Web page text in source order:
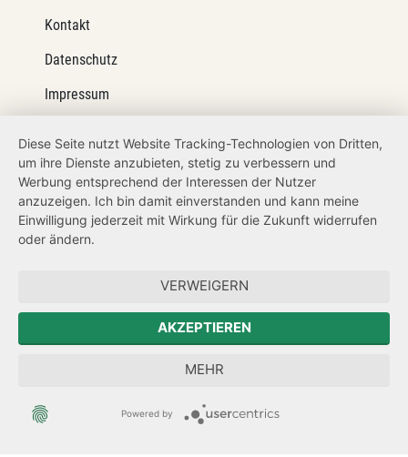
Kontakt
Datenschutz
Impressum
Netiquette
Transparenzanspruch
Hinweisgeberschutz
Forum Mitteleuropa
Der Sächsische Integrationsbeauftragte
Sächsische Landesbeauftragte zur Aufarbeitung der SED-
Diese Seite nutzt Website Tracking-Technologien von Dritten,
um ihre Dienste anzubieten, stetig zu verbessern und
Werbung entsprechend der Interessen der Nutzer
anzuzeigen. Ich bin damit einverstanden und kann meine
Einwilligung jederzeit mit Wirkung für die Zukunft widerrufen
oder ändern.
VERWEIGERN
AKZEPTIEREN
MEHR
Powered by